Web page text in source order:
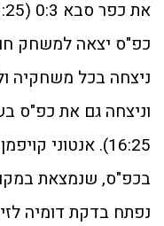
כפ"ס יצאה למשחק
ניצחה בכל משחקיה
בכפ"ס, שנמצאת
נפתח בדקת דומיה